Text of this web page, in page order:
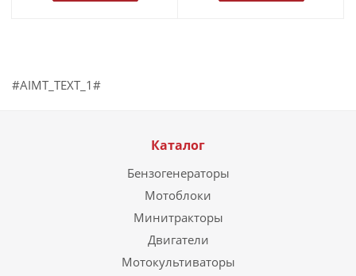
#AIMT_TEXT_1#
Каталог
Бензогенераторы
Мотоблоки
Минитракторы
Двигатели
Мотокультиваторы